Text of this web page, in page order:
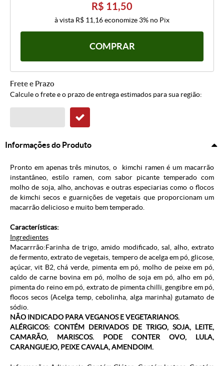
R$ 11,50
à vista R$ 11,16economize 3% no Pix
COMPRAR
Frete e Prazo
Calcule o frete e o prazo de entrega estimados para sua região:
Informações do Produto
Pronto em apenas três minutos, o kimchi ramen é um macarrão
instantâneo, estilo ramen, com sabor picante temperado com
molho de soja, alho, anchovas e outras especiarias como o flocos
de kimchi secos e guarnições de vegetais que proporcionam um
macarrão delicioso e muito bem temperado.
Características:
Ingredientes
Macarrrão:Farinha de trigo, amido modificado, sal, alho, extrato
de fermento, extrato de vegetais, tempero de acelga em pó, glicose,
açúcar, vit B2, chá verde, pimenta em pó, molho de peixe em pó,
caldo de carne bovina em pó, molho de soja em pó, alho em pó,
pimenta do reino em pó, extrato de pimenta chilli, gengibre em pó,
flocos secos (Acelga temp, cebolinha, alga marinha) gutamato de
sódio.
NÃO INDICADO PARA VEGANOS E VEGETARIANOS.
ALÉRGICOS: CONTÉM DERIVADOS DE TRIGO, SOJA, LEITE,
CAMARÃO, MARISCOS. PODE CONTER OVO, LULA,
CARANGUEJO, PEIXE CAVALA, AMENDOIM.